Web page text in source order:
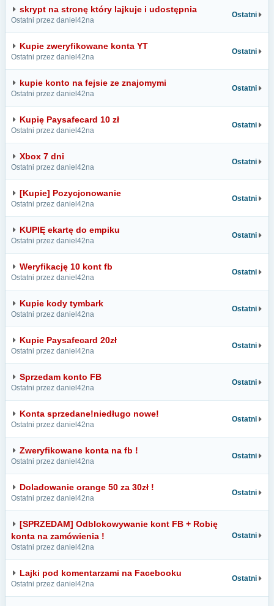
skrypt na stronę który lajkuje i udostępnia
Ostatni przez daniel42na
Ostatni
Kupie zweryfikowane konta YT
Ostatni przez daniel42na
Ostatni
kupie konto na fejsie ze znajomymi
Ostatni przez daniel42na
Ostatni
Kupię Paysafecard 10 zł
Ostatni przez daniel42na
Ostatni
Xbox 7 dni
Ostatni przez daniel42na
Ostatni
[Kupie] Pozycjonowanie
Ostatni przez daniel42na
Ostatni
KUPIĘ ekartę do empiku
Ostatni przez daniel42na
Ostatni
Weryfikację 10 kont fb
Ostatni przez daniel42na
Ostatni
Kupie kody tymbark
Ostatni przez daniel42na
Ostatni
Kupie Paysafecard 20zł
Ostatni przez daniel42na
Ostatni
Sprzedam konto FB
Ostatni przez daniel42na
Ostatni
Konta sprzedane!niedługo nowe!
Ostatni przez daniel42na
Ostatni
Zweryfikowane konta na fb !
Ostatni przez daniel42na
Ostatni
Doladowanie orange 50 za 30zł !
Ostatni przez daniel42na
Ostatni
[SPRZEDAM] Odblokowywanie kont FB + Robię
konta na zamówienia !
Ostatni przez daniel42na
Ostatni
Lajki pod komentarzami na Facebooku
Ostatni przez daniel42na
Ostatni